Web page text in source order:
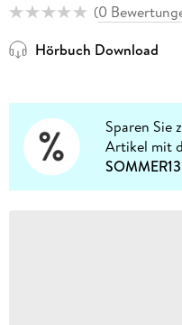
(0
Hörbuch Download
Sparen Sie
Artikel mit
SOMMER13